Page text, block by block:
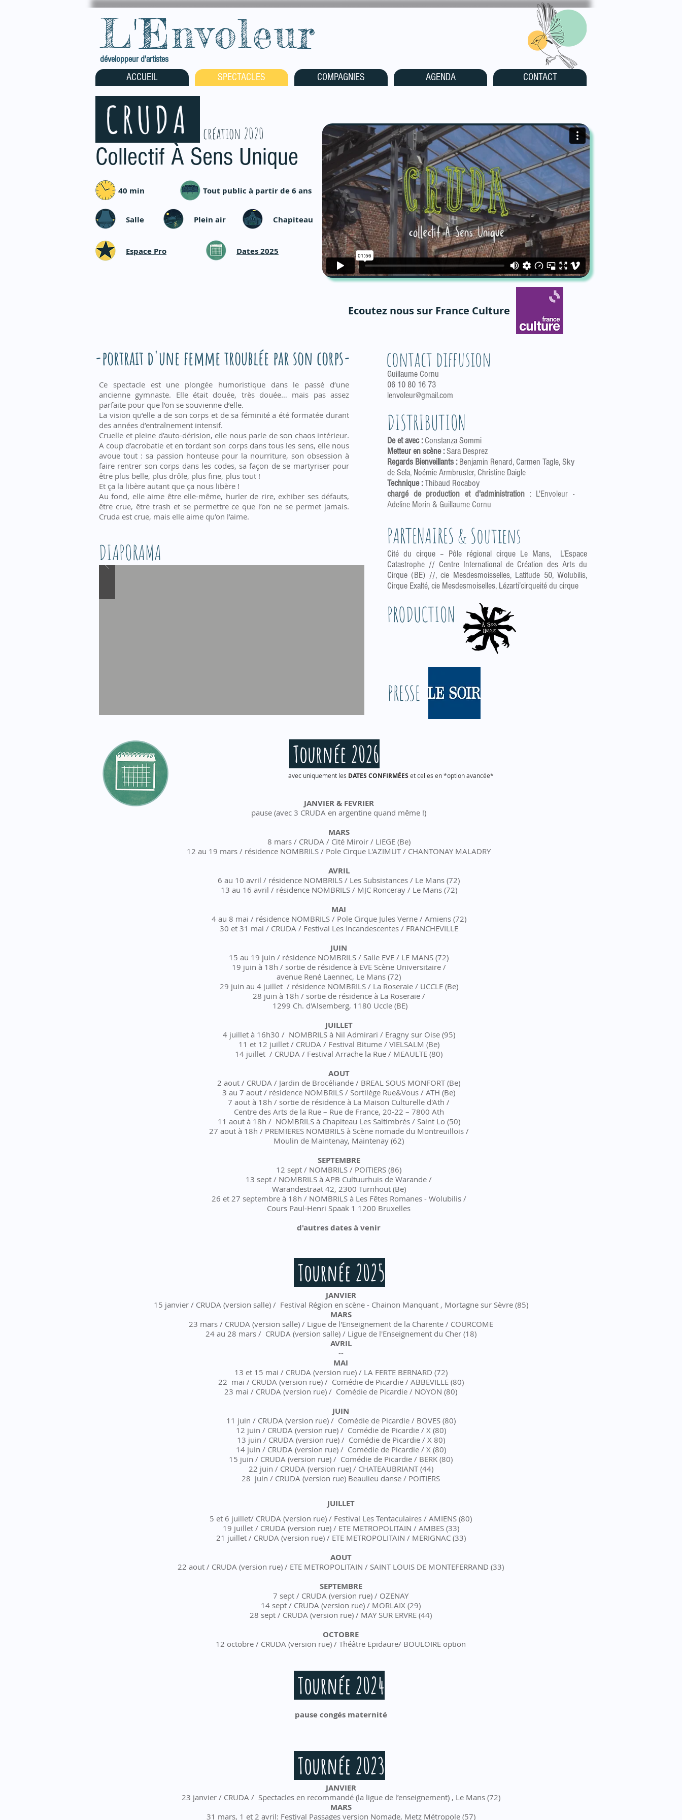
L'Envoleur
développeur d'artistes
ACCUEIL SPECTACLES COMPAGNIES AGENDA CONTACT
CRUDA création 2020
Collectif À Sens Unique
40 min Tout public à partir de 6 ans
Salle Plein air Chapiteau
Espace Pro Dates 2025
Ecoutez nous sur France Culture
-portrait d'une femme troublée par son corps-
Ce spectacle est une plongée humoristique dans le passé d’une
ancienne gymnaste. Elle était douée, très douée… mais pas assez
parfaite pour que l’on se souvienne d’elle.
La vision qu’elle a de son corps et de sa féminité a été formatée durant
des années d’entraînement intensif.
Cruelle et pleine d’auto-dérision, elle nous parle de son chaos intérieur.
A coup d’acrobatie et en tordant son corps dans tous les sens, elle nous
avoue tout : sa passion honteuse pour la nourriture, son obsession à
faire rentrer son corps dans les codes, sa façon de se martyriser pour
être plus belle, plus drôle, plus fine, plus tout !
Et ça la libère autant que ça nous libère !
Au fond, elle aime être elle-même, hurler de rire, exhiber ses défauts,
être crue, être trash et se permettre ce que l’on ne se permet jamais.
Cruda est crue, mais elle aime qu’on l’aime.
DIAPORAMA
contact diffusion
Guillaume Cornu
06 10 80 16 73
lenvoleur@gmail.com
DISTRIBUTION
De et avec :Constanza Sommi
Metteur en scène :Sara Desprez
Regards Bienveillants :Benjamin Renard, Carmen Tagle, Sky
de Sela, Noémie Armbruster, Christine Daigle
Technique :Thibaud Rocaboy
chargé de production et d'administration : L'Envoleur -
Adeline Morin & Guillaume Cornu
PARTENAIRES & Soutiens
Cité du cirque – Pôle régional cirque Le Mans, L’Espace
Catastrophe // Centre International de Création des Arts du
Cirque (BE) //, cie Mesdesmoisselles, Latitude 50, Wolubilis,
Cirque Exalté, cie Mesdesmoiselles, Lézarti’cirqueité du cirque
PRODUCTION
PRESSE
Tournée 2026
JANVIER & FEVRIER
pause (avec 3 CRUDA en argentine quand même !)
MARS
8 mars / CRUDA / Cité Miroir / LIEGE (Be)
12 au 19 mars / résidence NOMBRILS / Pole Cirque L'AZIMUT / CHANTONAY MALADRY
AVRIL
6 au 10 avril / résidence NOMBRILS / Les Subsistances / Le Mans (72)
13 au 16 avril / résidence NOMBRILS / MJC Ronceray / Le Mans (72)
MAI
4 au 8 mai / résidence NOMBRILS / Pole Cirque Jules Verne / Amiens (72)
30 et 31 mai / CRUDA / Festival Les Incandescentes / FRANCHEVILLE
JUIN
15 au 19 juin / résidence NOMBRILS / Salle EVE / LE MANS (72)
19 juin à 18h / sortie de résidence à EVE Scène Universitaire /
avenue René Laennec, Le Mans (72)
29 juin au 4 juillet / résidence NOMBRILS / La Roseraie / UCCLE (Be)
28 juin à 18h / sortie de résidence à La Roseraie /
1299 Ch. d'Alsemberg, 1180 Uccle (BE)
JUILLET
4 juillet à 16h30 / NOMBRILS à Nil Admirari / Eragny sur Oise (95)
11 et 12 juillet / CRUDA / Festival Bitume / VIELSALM (Be)
14 juillet / CRUDA / Festival Arrache la Rue / MEAULTE (80)
AOUT
2 aout / CRUDA / Jardin de Brocéliande / BREAL SOUS MONFORT (Be)
3 au 7 aout / résidence NOMBRILS / Sortilège Rue&Vous / ATH (Be)
7 aout à 18h / sortie de résidence à La Maison Culturelle d'Ath /
Centre des Arts de la Rue – Rue de France, 20-22 – 7800 Ath
11 aout à 18h / NOMBRILS à Chapiteau Les Saltimbrés / Saint Lo (50)
27 aout à 18h / PREMIERES NOMBRILS à Scène nomade du Montreuillois /
Moulin de Maintenay, Maintenay (62)
SEPTEMBRE
12 sept / NOMBRILS / POITIERS (86)
13 sept / NOMBRILS à APB Cultuurhuis de Warande /
Warandestraat 42, 2300 Turnhout (Be)
26 et 27 septembreà 18h / NOMBRILS à Les Fêtes Romanes - Wolubilis /
Cours Paul-Henri Spaak 1 1200 Bruxelles
d'autres dates à venir
avec uniquement les DATES CONFIRMÉES et celles en *option avancée*
Tournée 2025
JANVIER
15 janvier / CRUDA (version salle) / Festival Région en scène - Chainon Manquant , Mortagne sur Sèvre (85)
MARS
23 mars / CRUDA (version salle) / Ligue de l'Enseignement de la Charente / COURCOME
24 au 28 mars / CRUDA (version salle) / Ligue de l'Enseignement du Cher (18)
AVRIL
--
MAI
13 et 15 mai / CRUDA (version rue) / LA FERTE BERNARD (72)
22 mai / CRUDA (version rue) / Comédie de Picardie / ABBEVILLE (80)
23 mai / CRUDA (version rue) / Comédie de Picardie / NOYON (80)
JUIN
11 juin / CRUDA (version rue) / Comédie de Picardie / BOVES (80)
12 juin / CRUDA (version rue) / Comédie de Picardie / X (80)
13 juin / CRUDA (version rue) / Comédie de Picardie / X 80)
14 juin / CRUDA (version rue) / Comédie de Picardie / X (80)
15 juin / CRUDA (version rue) / Comédie de Picardie / BERK (80)
22 juin / CRUDA (version rue) / CHATEAUBRIANT (44)
28 juin / CRUDA (version rue) Beaulieu danse / POITIERS
JUILLET
5 et 6 juillet/ CRUDA (version rue) / Festival Les Tentaculaires / AMIENS (80)
19 juillet / CRUDA (version rue) / ETE METROPOLITAIN / AMBES (33)
21 juillet / CRUDA (version rue) / ETE METROPOLITAIN / MERIGNAC (33)
AOUT
22 aout / CRUDA (version rue) / ETE METROPOLITAIN / SAINT LOUIS DE MONTEFERRAND (33)
SEPTEMBRE
7 sept / CRUDA (version rue) / OZENAY
14 sept / CRUDA (version rue) / MORLAIX (29)
28 sept / CRUDA (version rue) / MAY SUR ERVRE (44)
OCTOBRE
12 octobre / CRUDA (version rue) / Théâtre Epidaure/ BOULOIRE option
Tournée 2024
pause congés maternité
Tournée 2023
JANVIER
23 janvier / CRUDA / Spectacles en recommandé (la ligue de l’enseignement) , Le Mans (72)
MARS
31 mars, 1 et 2 avril: Festival Passages version Nomade, Metz Métropole (57)